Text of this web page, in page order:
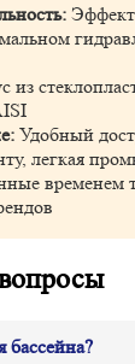
из
Удобный
легкая
временем
бассейна?